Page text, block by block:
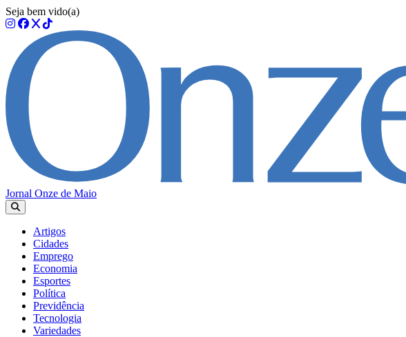
Seja bem vido(a)
Jornal Onze de Maio
Artigos
Cidades
Emprego
Economia
Esportes
Política
Previdência
Tecnologia
Variedades